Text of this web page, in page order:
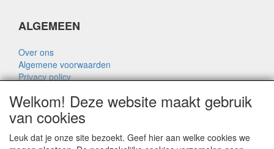
ALGEMEEN
Over ons
Algemene voorwaarden
Privacy policy
Over Rik Thijssen
Welkom! Deze website maakt gebruik
van cookies
Leuk dat je onze site bezoekt. Geef hier aan welke cookies we